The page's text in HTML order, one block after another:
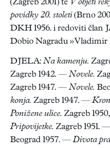
(Zagreb 2001) te V objeti
povidky 20. stoleti (Brno
DKH 1956. i redoviti član
Dobio Nagradu »Vladimir
DJELA: Na kamenju.
Zagreb 1942. — Novele.
Zagreb 1947. — Novele.
konja. Zagreb 1947. —
Ponižene ulice. Zagreb
Pripovijetke. Zagreb 1951. —
Beograd 1957. — Divota